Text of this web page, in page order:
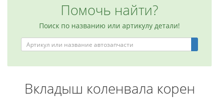
Помочь найти?
Поиск по названию или артикулу детали!
Вкладыш коленвала корен